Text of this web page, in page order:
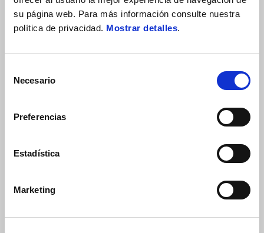
su página web. Para más información consulte nuestra
política de privacidad. Mostrar detalles.
Necesario
Preferencias
Estadística
Marketing